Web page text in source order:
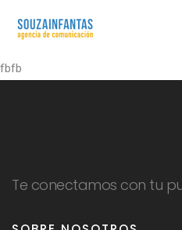
fbfb
Te conectamos con tu